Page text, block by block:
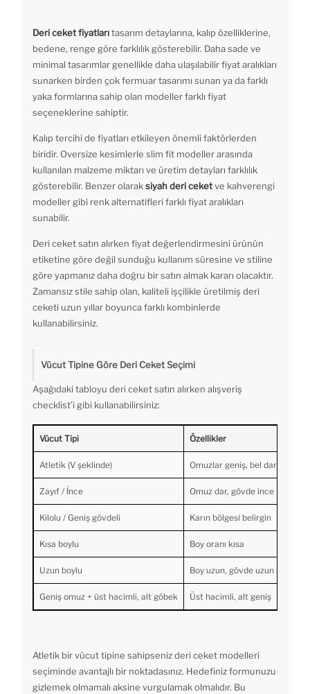
Deri ceket fiyatlarıtasarım detaylarına, kalıp özelliklerine,
bedene, renge göre farklılık gösterebilir. Daha sade ve
minimal tasarımlar genellikle daha ulaşılabilir fiyat aralıkları
sunarken birden çok fermuar tasarımı sunan ya da farklı
yaka formlarına sahip olan modeller farklı fiyat
seçeneklerine sahiptir.
Kalıp tercihi de fiyatları etkileyen önemli faktörlerden
biridir. Oversize kesimlerle slim fit modeller arasında
kullanılan malzeme miktarı ve üretim detayları farklılık
gösterebilir. Benzer olaraksiyah deri ceketve kahverengi
modeller gibi renk alternatifleri farklı fiyat aralıkları
sunabilir.
Deri ceket satın alırken fiyat değerlendirmesini ürünün
etiketine göre değil sunduğu kullanım süresine ve stiline
göre yapmanız daha doğru bir satın almak kararı olacaktır.
Zamansız stile sahip olan, kaliteli işçilikle üretilmiş deri
ceketi uzun yıllar boyunca farklı kombinlerde
kullanabilirsiniz.
Vücut Tipine Göre Deri Ceket Seçimi
Aşağıdaki tabloyu deri ceket satın alırken alışveriş
checklist’i gibi kullanabilirsiniz:
Vücut Tipi Özellikler
Atletik (V şeklinde) Omuzlar geniş, bel dar
Zayıf / İnce Omuz dar, gövde ince
Kilolu / Geniş gövdeli Karın bölgesi belirgin
Kısa boylu Boy oranı kısa
Uzun boylu Boy uzun, gövde uzun
Geniş omuz + üst hacimli, alt göbek Üst hacimli, alt geniş
Atletik bir vücut tipine sahipseniz deri ceket modelleri
seçiminde avantajlı bir noktadasınız. Hedefiniz formunuzu
gizlemek olmamalı aksine vurgulamak olmalıdır. Bu